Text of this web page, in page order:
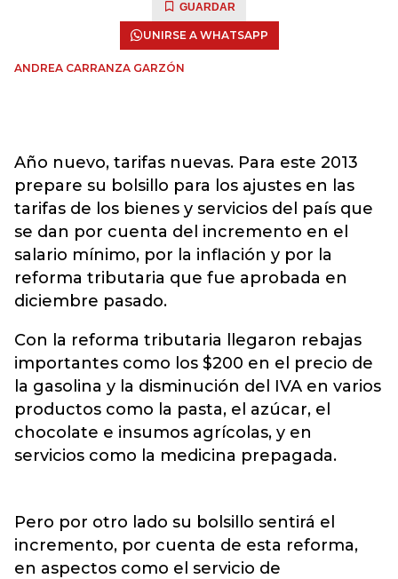
GUARDAR
UNIRSE A WHATSAPP
ANDREA CARRANZA GARZÓN
Año nuevo, tarifas nuevas. Para este 2013
prepare su bolsillo para los ajustes en las
tarifas de los bienes y servicios del país que
se dan por cuenta del incremento en el
salario mínimo, por la inflación y por la
reforma tributaria que fue aprobada en
diciembre pasado.
Con la reforma tributaria llegaron rebajas
importantes como los $200 en el precio de
la gasolina y la disminución del IVA en varios
productos como la pasta, el azúcar, el
chocolate e insumos agrícolas, y en
servicios como la medicina prepagada.
Pero por otro lado su bolsillo sentirá el
incremento, por cuenta de esta reforma,
en aspectos como el servicio de